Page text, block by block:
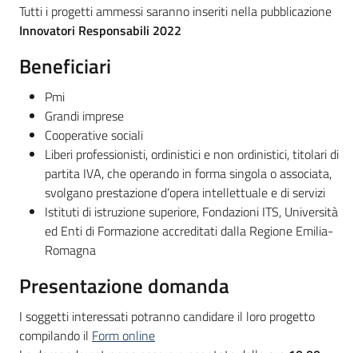
Tutti i progetti ammessi saranno inseriti nella pubblicazione
Innovatori Responsabili 2022
Beneficiari
Pmi
Grandi imprese
Cooperative sociali
Liberi professionisti, ordinistici e non ordinistici, titolari di
partita IVA, che operando in forma singola o associata,
svolgano prestazione d’opera intellettuale e di servizi
Istituti di istruzione superiore, Fondazioni ITS, Università
ed Enti di Formazione accreditati dalla Regione Emilia-
Romagna
Presentazione domanda
I soggetti interessati potranno candidare il loro progetto
compilando il Form online